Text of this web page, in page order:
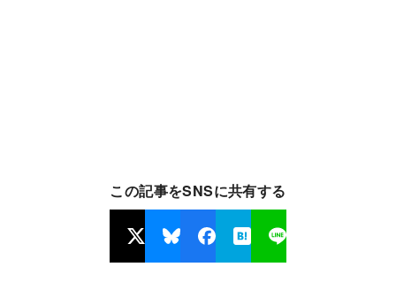
この記事をSNSに共有する